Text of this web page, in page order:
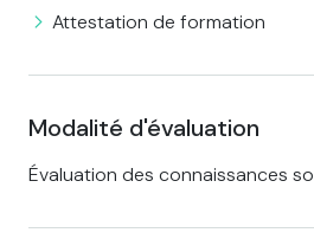
Attestation de formation
Modalité d'évaluation
Évaluation des connaissances